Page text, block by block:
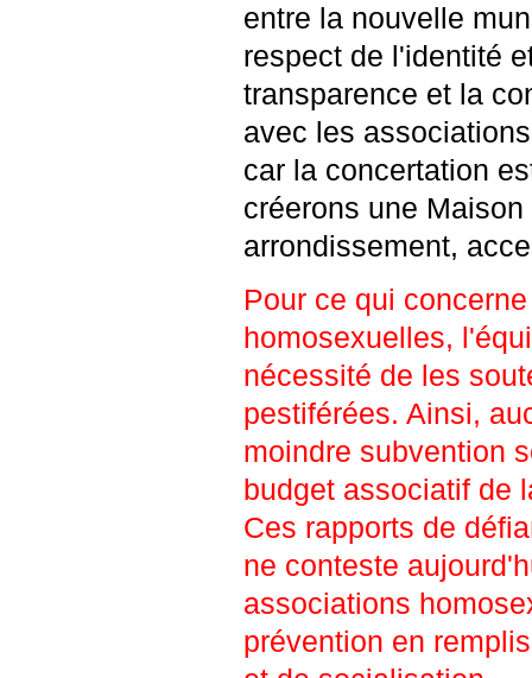
entre la nouvelle
respect de l'identité
transparence et la
avec les
car la concertation
créerons une
arrondissement,
Pour ce qui
homosexuelles,
nécessité de les
pestiférées. Ainsi,
moindre subvention
budget associatif de
Ces rapports de
ne conteste
associations
prévention en